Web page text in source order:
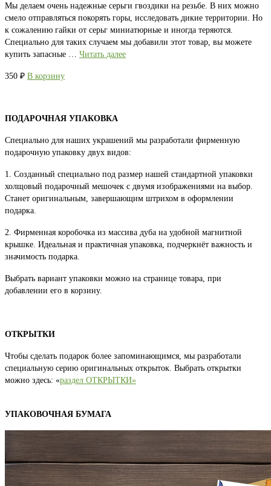
Мы делаем очень надежные серьги гвоздики на резьбе. В них можно
смело отправляться покорять горы, исследовать дикие территории. Но
к сожалению гайки от серьг миниатюрные и иногда теряются.
Специально для таких случаем мы добавили этот товар, вы можете
купить запасные … Читать далее
350 ₽ В корзину
ПОДАРОЧНАЯ УПАКОВКА
Специально для наших украшений мы разработали фирменную
подарочную упаковку двух видов:
1. Созданный специально под размер нашей стандартной упаковки
холщовый подарочный мешочек с двумя изображениями на выбор.
Станет оригинальным, завершающим штрихом в оформлении
подарка.
2. Фирменная коробочка из массива дуба на удобной магнитной
крышке. Идеальная и практичная упаковка, подчеркнёт важность и
значимость подарка.
Выбрать вариант упаковки можно на странице товара, при
добавлении его в корзину.
ОТКРЫТКИ
Чтобы сделать подарок более запоминающимся, мы разработали
специальную серию оригинальных открыток. Выбрать открытки
можно здесь: «раздел ОТКРЫТКИ»
УПАКОВОЧНАЯ БУМАГА